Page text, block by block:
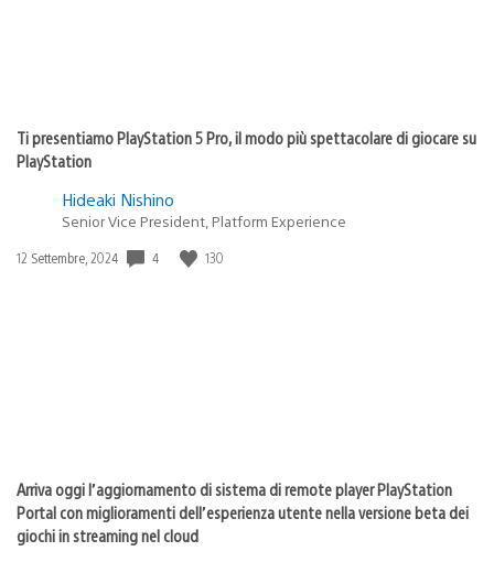
Ti presentiamo PlayStation 5 Pro, il modo più spettacolare di giocare su
PlayStation
Hideaki Nishino
Senior Vice President, Platform Experience
Data
12 Settembre, 2024 4 130
Arriva oggi l’aggiornamento di sistema di remote player PlayStation
Portal con miglioramenti dell’esperienza utente nella versione beta dei
giochi in streaming nel cloud